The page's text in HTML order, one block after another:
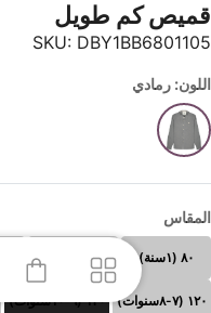
قميص كم طويل
SKU: DBY1BB6801105
اللون: رمادي
المقاس
٨٠ (١سنة) ٩٠(٢ سنوات)
١٢٠ (٧-٨سنوات) ١٣٠ (٩-١٠سنوات)